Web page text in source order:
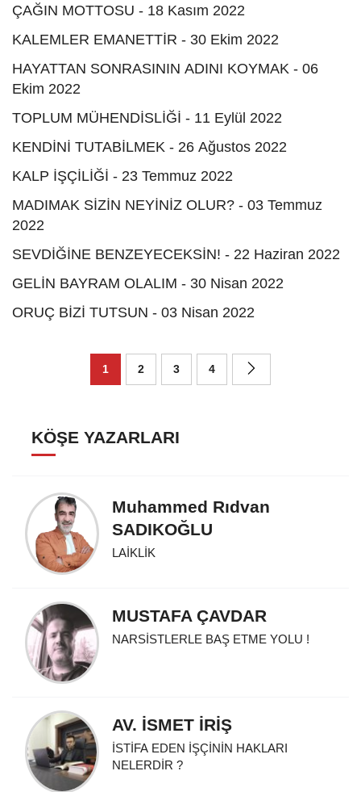
ÇAĞIN MOTTOSU - 18 Kasım 2022
KALEMLER EMANETTİR - 30 Ekim 2022
HAYATTAN SONRASININ ADINI KOYMAK - 06
Ekim 2022
TOPLUM MÜHENDİSLİĞİ - 11 Eylül 2022
KENDİNİ TUTABİLMEK - 26 Ağustos 2022
KALP İŞÇİLİĞİ - 23 Temmuz 2022
MADIMAK SİZİN NEYİNİZ OLUR? - 03 Temmuz
2022
SEVDİĞİNE BENZEYECEKSİN! - 22 Haziran 2022
GELİN BAYRAM OLALIM - 30 Nisan 2022
ORUÇ BİZİ TUTSUN - 03 Nisan 2022
1 2 3 4
KÖŞE YAZARLARI
Muhammed Rıdvan
SADIKOĞLU
LAİKLİK
MUSTAFA ÇAVDAR
NARSİSTLERLE BAŞ ETME YOLU !
AV. İSMET İRİŞ
İSTİFA EDEN İŞÇİNİN HAKLARI
NELERDİR ?